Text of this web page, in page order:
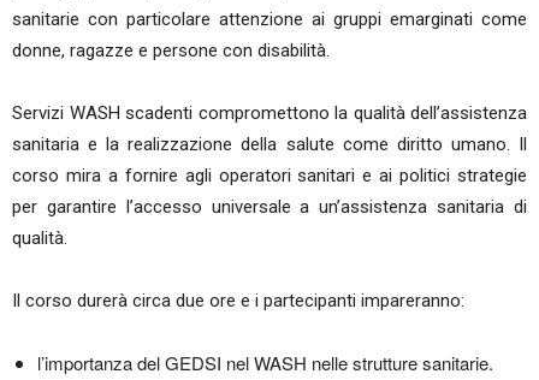
sanitarie con particolare attenzione ai gruppi emarginati come
donne, ragazze e persone con disabilità.
Servizi WASH scadenti compromettono la qualità dell’assistenza
sanitaria e la realizzazione della salute come diritto umano. Il
corso mira a fornire agli operatori sanitari e ai politici strategie
per garantire l’accesso universale a un’assistenza sanitaria di
qualità.
Il corso durerà circa due ore e i partecipanti impareranno:
l’importanza del GEDSI nel WASH nelle strutture sanitarie.